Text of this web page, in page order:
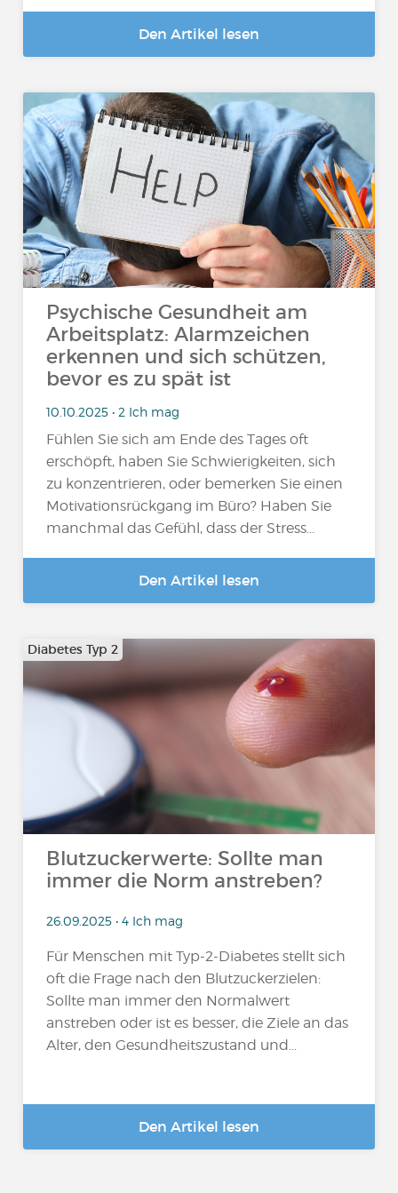
Den Artikel lesen
Psychische Gesundheit am
Arbeitsplatz: Alarmzeichen
erkennen und sich schützen,
bevor es zu spät ist
10.10.2025 • 2 Ich mag
Fühlen Sie sich am Ende des Tages oft
erschöpft, haben Sie Schwierigkeiten, sich
zu konzentrieren, oder bemerken Sie einen
Motivationsrückgang im Büro? Haben Sie
manchmal das Gefühl, dass der Stress...
Den Artikel lesen
Diabetes Typ 2
Blutzuckerwerte: Sollte man
immer die Norm anstreben?
26.09.2025 • 4 Ich mag
Für Menschen mit Typ-2-Diabetes stellt sich
oft die Frage nach den Blutzuckerzielen:
Sollte man immer den Normalwert
anstreben oder ist es besser, die Ziele an das
Alter, den Gesundheitszustand und...
Den Artikel lesen